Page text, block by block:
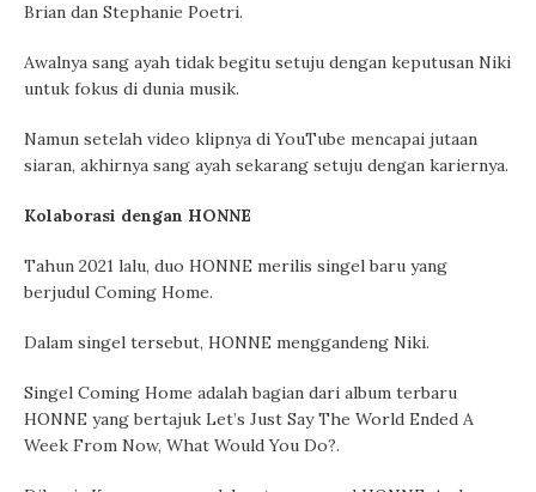
Brian dan Stephanie Poetri.
Awalnya sang ayah tidak begitu setuju dengan keputusan Niki
untuk fokus di dunia musik.
Namun setelah video klipnya di YouTube mencapai jutaan
siaran, akhirnya sang ayah sekarang setuju dengan kariernya.
Kolaborasi dengan HONNE
Tahun 2021 lalu, duo HONNE merilis singel baru yang
berjudul Coming Home.
Dalam singel tersebut, HONNE menggandeng Niki.
Singel Coming Home adalah bagian dari album terbaru
HONNE yang bertajuk Let’s Just Say The World Ended A
Week From Now, What Would You Do?.